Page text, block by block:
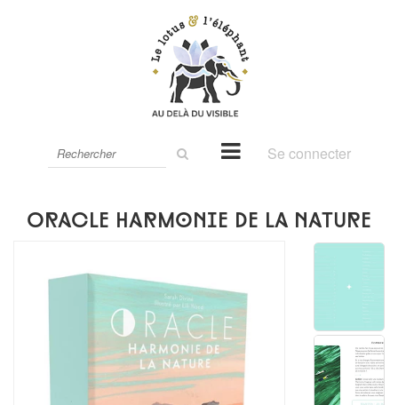
le
Se connecter
Oracle Harmonie de la nature